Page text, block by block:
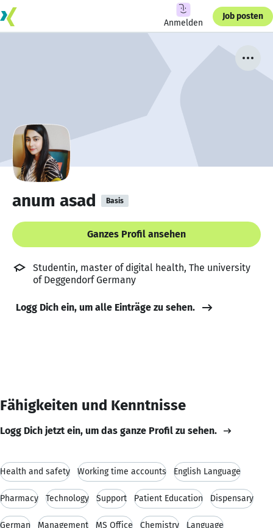
Anmelden
Job posten
anum asad Basis
Ganzes Profil ansehen
Studentin, master of digital health, The university
of Deggendorf Germany
Logg Dich ein, um alle Einträge zu sehen.
Fähigkeiten und Kenntnisse
Logg Dich jetzt ein, um das ganze Profil zu sehen.
Health and safety Working time accounts English Language
Pharmacy Technology Support Patient Education Dispensary
German Management MS Office Chemistry Language